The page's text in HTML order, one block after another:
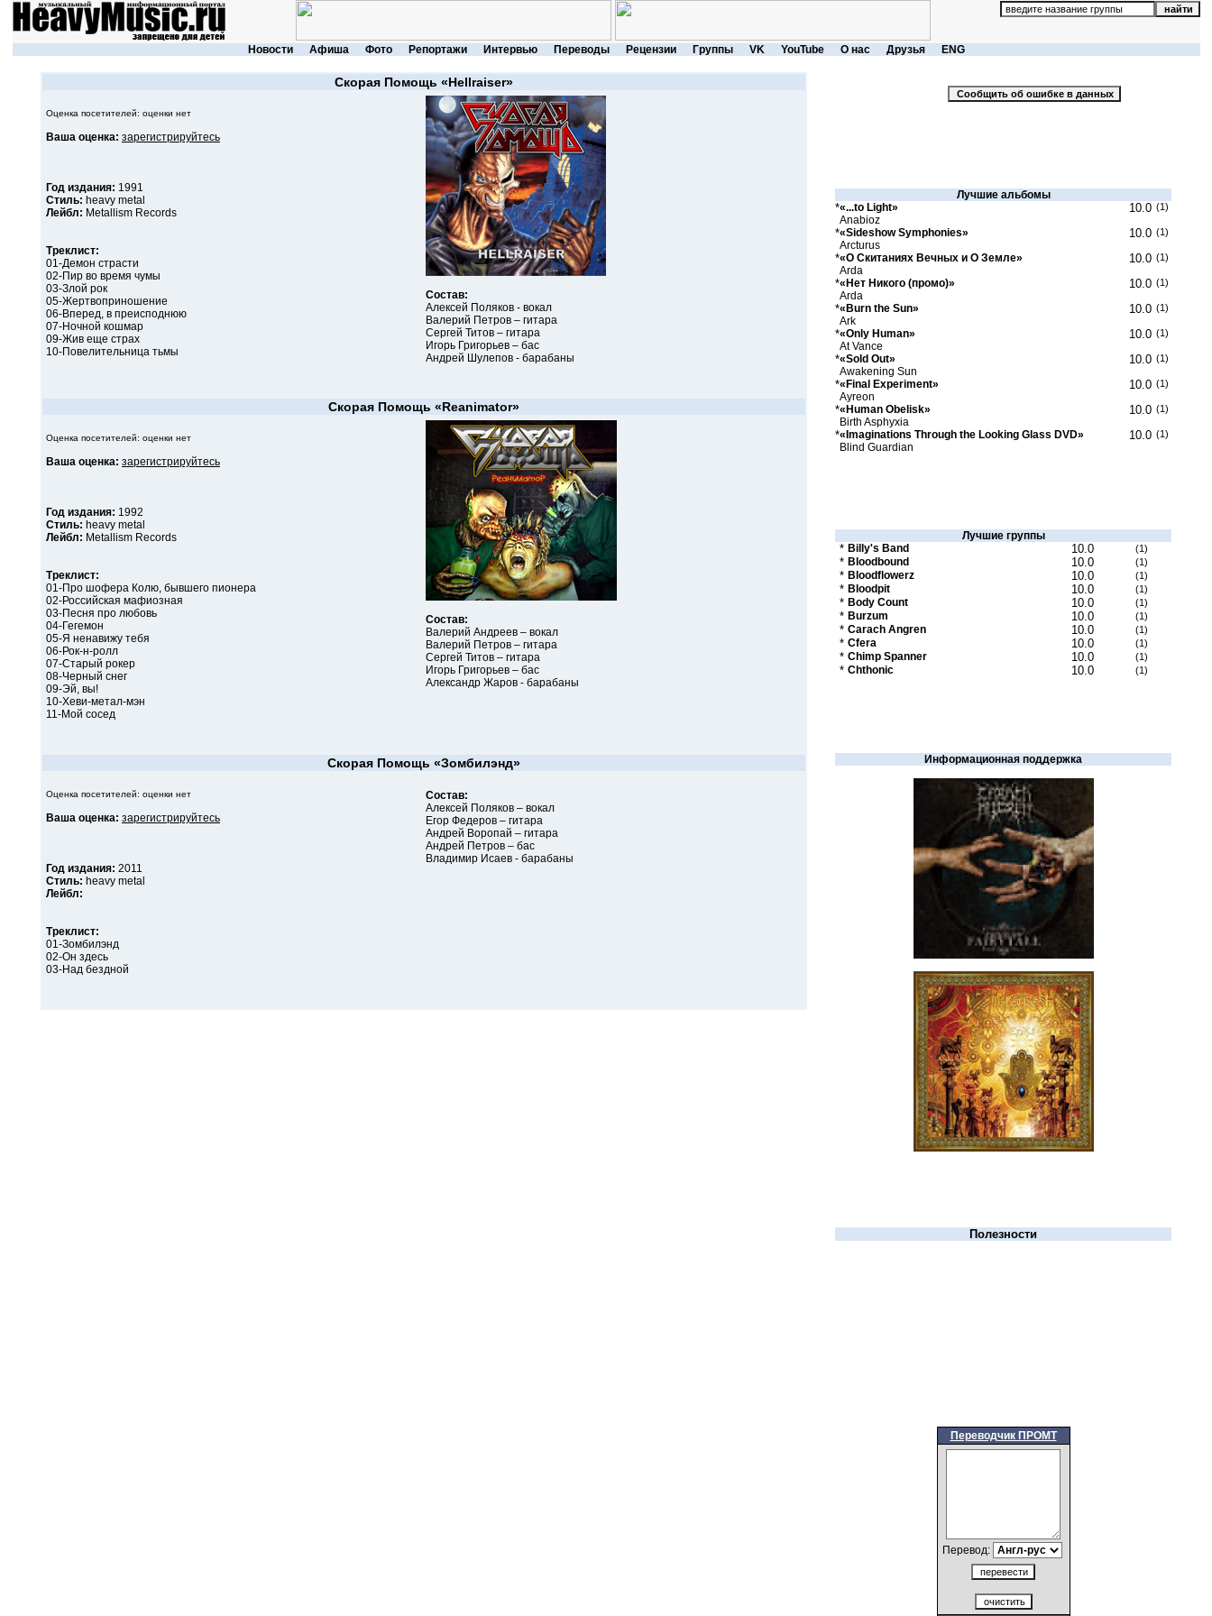
Новости Афиша Фото Репортажи Интервью Переводы Рецензии Группы VK YouTube О нас Друзья ENG
Скорая Помощь «Hellraiser»
Оценка посетителей: оценки нет
Ваша оценка: зарегистрируйтесь
Год издания: 1991
Стиль: heavy metal
Лейбл: Metallism Records
Треклист:
01-Демон страсти
02-Пир во время чумы
03-Злой рок
05-Жертвоприношение
06-Вперед, в преисподнюю
07-Ночной кошмар
09-Жив еще страх
10-Повелительница тьмы
Состав:
Алексей Поляков - вокал
Валерий Петров – гитара
Сергей Титов – гитара
Игорь Григорьев – бас
Андрей Шулепов - барабаны
Скорая Помощь «Reanimator»
Оценка посетителей: оценки нет
Ваша оценка: зарегистрируйтесь
Год издания: 1992
Стиль: heavy metal
Лейбл: Metallism Records
Треклист:
01-Про шофера Колю, бывшего пионера
02-Российская мафиозная
03-Песня про любовь
04-Гегемон
05-Я ненавижу тебя
06-Рок-н-ролл
07-Старый рокер
08-Черный снег
09-Эй, вы!
10-Хеви-метал-мэн
11-Мой сосед
Состав:
Валерий Андреев – вокал
Валерий Петров – гитара
Сергей Титов – гитара
Игорь Григорьев – бас
Александр Жаров - барабаны
Скорая Помощь «Зомбилэнд»
Оценка посетителей: оценки нет
Ваша оценка: зарегистрируйтесь
Год издания: 2011
Стиль: heavy metal
Лейбл:
Треклист:
01-Зомбилэнд
02-Он здесь
03-Над бездной
Состав:
Алексей Поляков – вокал
Егор Федеров – гитара
Андрей Воропай – гитара
Андрей Петров – бас
Владимир Исаев - барабаны
Лучшие альбомы
*«...to Light»
Anabioz
10.0 (1)
*«Sideshow Symphonies»
Arcturus
10.0 (1)
*«О Скитаниях Вечных и О Земле»
Arda
10.0 (1)
*«Нет Никого (промо)»
Arda
10.0 (1)
*«Burn the Sun»
Ark
10.0 (1)
*«Only Human»
At Vance
10.0 (1)
*«Sold Out»
Awakening Sun
10.0 (1)
*«Final Experiment»
Ayreon
10.0 (1)
*«Human Obelisk»
Birth Asphyxia
10.0 (1)
*«Imaginations Through the Looking Glass DVD»
Blind Guardian
10.0 (1)
Лучшие группы
* Billy's Band 10.0 (1)
* Bloodbound 10.0 (1)
* Bloodflowerz 10.0 (1)
* Bloodpit 10.0 (1)
* Body Count 10.0 (1)
* Burzum 10.0 (1)
* Carach Angren 10.0 (1)
* Cfera 10.0 (1)
* Chimp Spanner 10.0 (1)
* Chthonic 10.0 (1)
Информационная поддержка
Полезности
Переводчик ПРОМТ
Перевод: